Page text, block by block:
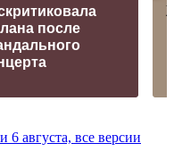
после
6 августа, все версии